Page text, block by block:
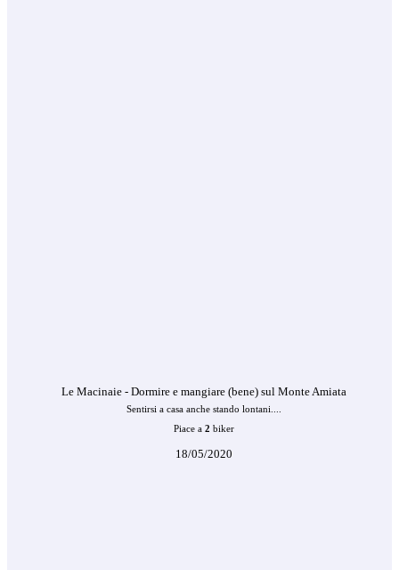
Le Macinaie - Dormire e mangiare (bene) sul Monte Amiata
Sentirsi a casa anche stando lontani....
Piace a 2 biker
18/05/2020